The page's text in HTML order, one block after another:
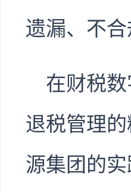
遗漏、不
在财税
退税管理
源集团的